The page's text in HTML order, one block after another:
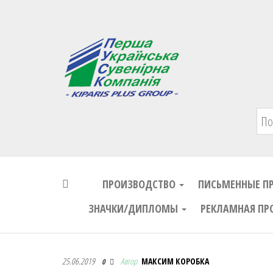
Первая Украинская Сувенирная
ПРОИЗВОДСТВО ПИСЬМЕННЫЕ
ЗНАЧКИ/ДИПЛОМЫ
РЕКЛАМНАЯ
Первая Украинская Сувенирная
25.06.2019 0 Автор МАКСИМ КОРОБКА